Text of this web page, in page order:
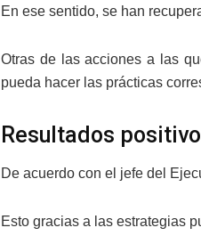
En ese sentido, se han
Otras de las acciones a las
pueda hacer las prácticas
Resultados
De acuerdo con el jefe del
Esto gracias a las estrategias